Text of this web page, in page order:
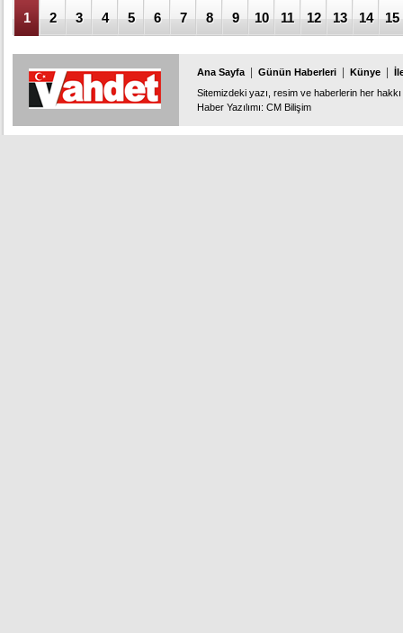
1 2 3 4 5 6 7 8 9 10 11 12 13 14 15
Ana Sayfa Günün Haberleri Künye
Sitemizdeki yazı, resim ve haberlerin her
Haber Yazılımı: CM Bilişim